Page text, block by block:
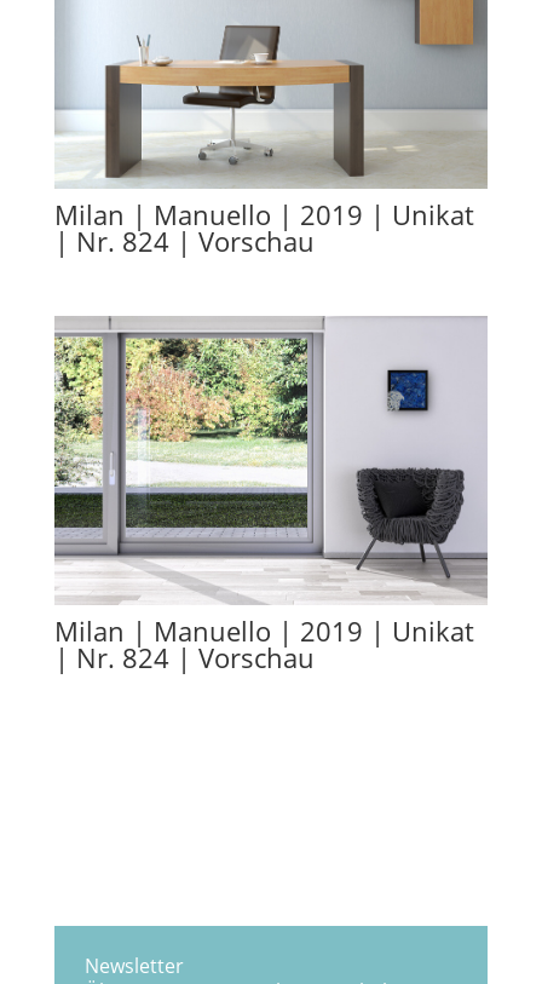
Milan | Manuello | 2019 | Unikat
| Nr. 824 | Vorschau
Milan | Manuello | 2019 | Unikat
| Nr. 824 | Vorschau
Newsletter